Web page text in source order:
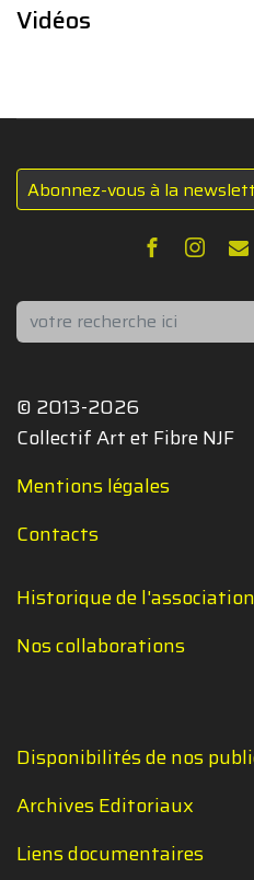
Vidéos
Abonnez-vous à la
Rechercher
© 2013-2026
Collectif Art et Fibre NJF
Mentions légales
Contacts
Historique de l'association
Nos collaborations
Disponibilités de nos
Archives Editoriaux
Liens documentaires